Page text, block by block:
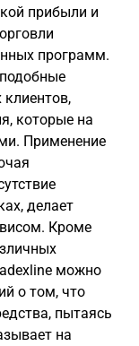
прибыли и
программ.
которые на
Применение
делает
Кроме
можно
о том, что
пытаясь
на